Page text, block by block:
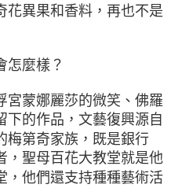
花異果和香料，再也不是
怎麼樣？
宮蒙娜麗莎的微笑、佛羅
下的作品，文藝復興源自
梅第奇家族，既是銀行
，聖母百花大教堂就是他
，他們還支持種種藝術活